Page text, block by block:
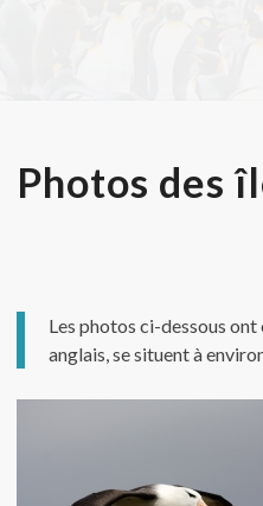
Photos des
Les photos ci-dessous
anglais, se situent à